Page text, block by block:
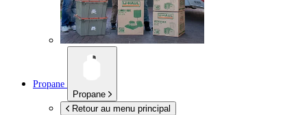
Propane
Propane
Retour au menu principal